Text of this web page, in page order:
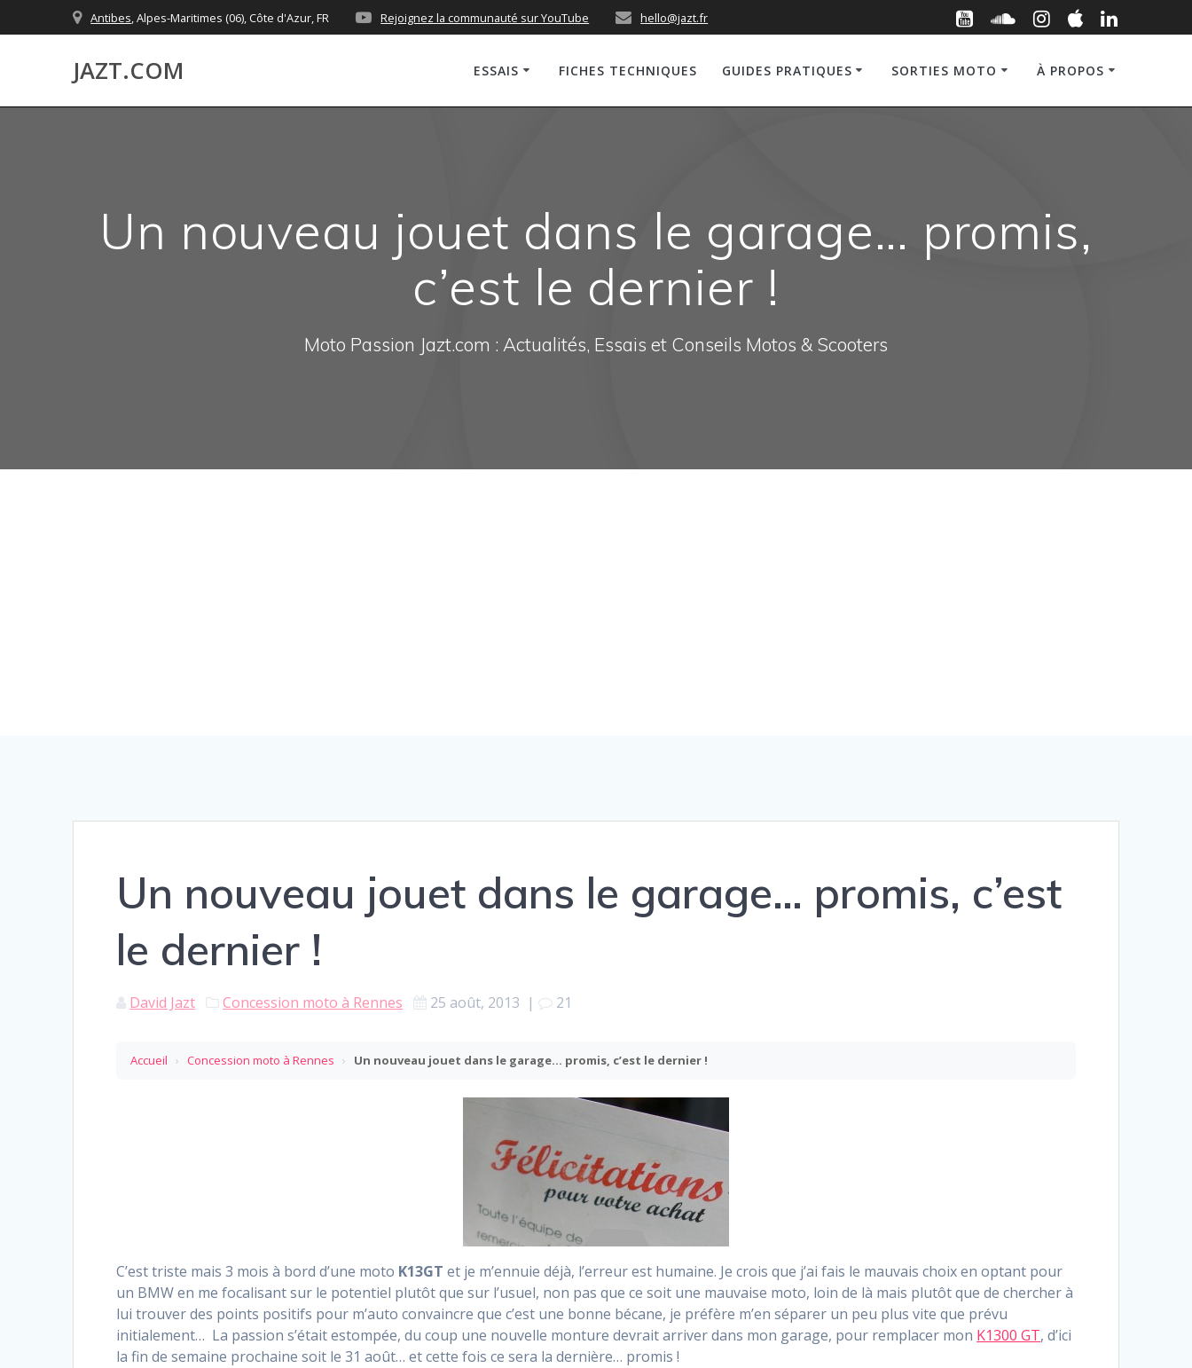
to
Antibes, Alpes-Maritimes (06), Côte d'Azur, FR Rejoignez la communauté sur YouTube hello@jazt.fr
JAZT.COM ESSAIS FICHES TECHNIQUES GUIDES PRATIQUES SORTIES MOTO À PROPOS
Un nouveau jouet dans le garage… promis,
c’est le dernier !
Moto Passion Jazt.com : Actualités, Essais et Conseils Motos & Scooters
Un nouveau jouet dans le garage… promis, c’est
le dernier !
David Jazt Concession moto à Rennes 25 août, 2013 | 21
Accueil › Concession moto à Rennes › Un nouveau jouet dans le garage… promis, c’est le dernier !
C’est triste mais 3 mois à bord d’une moto K13GT et je m’ennuie déjà, l’erreur est humaine. Je crois que j’ai fais le mauvais choix en optant pour
un BMW en me focalisant sur le potentiel plutôt que sur l’usuel, non pas que ce soit une mauvaise moto, loin de là mais plutôt que de chercher à
lui trouver des points positifs pour m’auto convaincre que c’est une bonne bécane, je préfère m’en séparer un peu plus vite que prévu
initialement… La passion s’était estompée, du coup une nouvelle monture devrait arriver dans mon garage, pour remplacer mon K1300 GT, d’ici
la fin de semaine prochaine soit le 31 août… et cette fois ce sera la dernière… promis !